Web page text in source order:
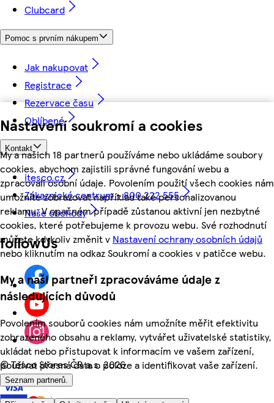
Nastavení soukromí a cookies
My a našich 18 partnerů používáme nebo ukládáme soubory
cookies, abychom zajistili správné fungování webu a
zpracovali osobní údaje. Povolením použití všech cookies nám
umožníte zobrazovat například také personalizovanou
reklamu. V opačném případě zůstanou aktivní jen nezbytné
cookies, které potřebujeme k provozu webu. Své rozhodnutí
můžete kdykoliv změnit v Nastavení ochrany osobních údajů
nebo kliknutím na odkaz Soukromí a cookies v patičce webu.
My a naši partneři zpracováváme údaje z
následujících důvodů
Povolením souborů cookies nám umožníte měřit efektivitu
zobrazeného obsahu a reklamy, vytvářet uživatelské statistiky,
ukládat nebo přistupovat k informacím ve vašem zařízení,
používat přesná data o poloze a identifikovat vaše zařízení.
Seznam partnerů.
Clubcard
Pomoc s prvním nákupem
Jak nakupovat
Registrace
Rezervace času
Oblíbené
Kontakt
itesco.cz
Zákaznické centrum - 800 222 555
Naše obchody
followUs
©Tesco Stores ČR a.s. 2026